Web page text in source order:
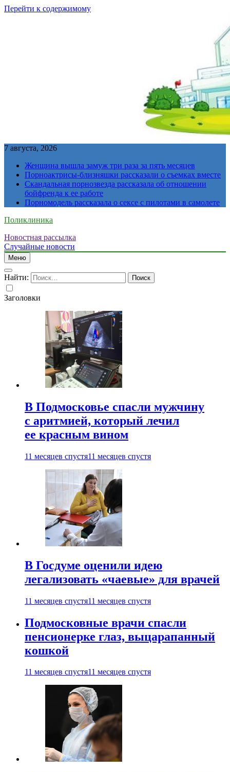
Перейти к содержимому
7 августа, 2026
Женщина вышла замуж три раза за пять месяцев
Порноактрисы-близняшки рассказали о съемках вместе
Скандальная порнозвезда рассказала об отношении
бойфренда к ее работе
Порномодель рассказала о сексе с пилотами в самолете
Поликлиника
Новостная рассылка
Случайные новости
Меню
Найти:
Заголовки
В Подмосковье спасли мужчину
с аритмией, который лечил
ее красным вином
11 месяцев спустя11 месяцев спустя
В Госдуме оценили идею
легализовать «чаевые» для врачей
11 месяцев спустя11 месяцев спустя
Подмосковные врачи спасли
пенсионерке глаз, выцарапанный
кошкой
11 месяцев спустя11 месяцев спустя